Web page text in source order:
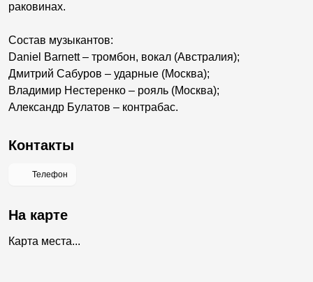
раковинах.
Состав музыкантов:
Daniel Barnett – тромбон, вокал (Австралия);
Дмитрий Сабуров – ударные (Москва);
Владимир Нестеренко – рояль (Москва);
Александр Булатов – контрабас.
Контакты
Телефон
На карте
Карта места...